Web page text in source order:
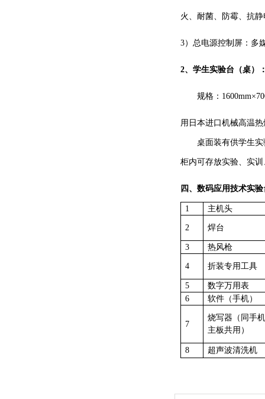
火、耐菌、防霉、抗
3） 总电源控制屏：多
2、学生实验台（桌）
规格：
用日本进口机械高温
桌面装有供学生
柜内可存放实验、实
四、 数码应用技术实验
1 主机头
2 焊台
3 热风枪
4 折装专用工具
5
数字万用表
6
软件（手机）
7
烧写器（同手
主板共用）
8 超声波清洗机